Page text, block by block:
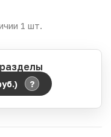
1 шт.
) ?